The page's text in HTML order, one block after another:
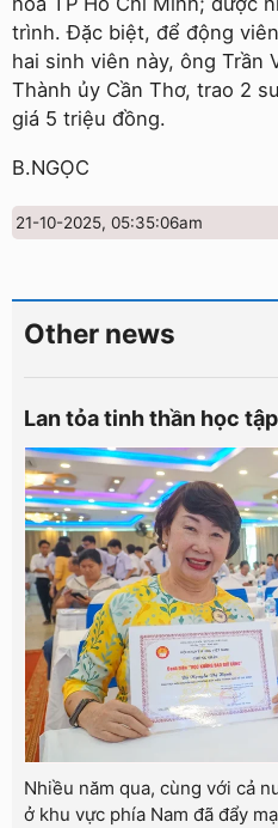
trình. Đặc biệt, để động
hai sinh viên này, ông Trần
Thành ủy Cần Thơ, trao 2
giá 5 triệu đồng.
B.NGỌC
21-10-2025, 05:35:06am
Other news
Lan tỏa tinh thần học
Nhiều năm qua, cùng với cả
ở khu vực phía Nam đã đẩy